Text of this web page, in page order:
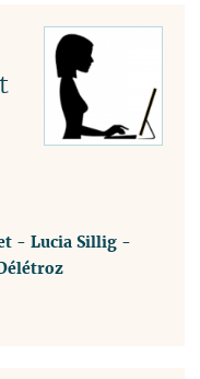
-Lucia Sillig -